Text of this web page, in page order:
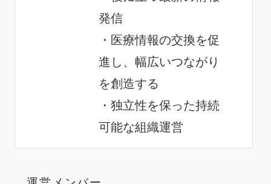
発信
・医療情報の交換を促
進し、幅広いつながり
を創造する
・独立性を保った持続
可能な組織運営